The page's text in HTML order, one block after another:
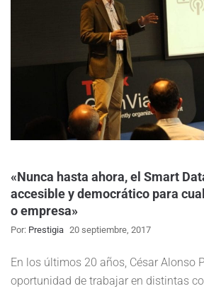
«Nunca hasta ahora, el Smart
accesible y democrático para
o empresa»
Por: Prestigia 20 septiembre, 2017
En los últimos 20 años, César Alonso
oportunidad de trabajar en distintas